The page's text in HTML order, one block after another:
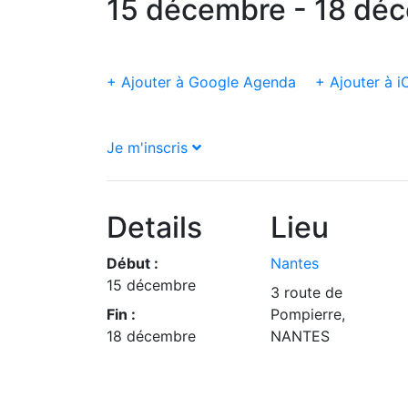
15 décembre - 18
+ Ajouter à Google Agenda + Ajouter à
Je m'inscris
Details
Début :
15 décembre
Fin :
18 décembre
Lieu
Nantes
3 route de
Pompierre,
NANTES